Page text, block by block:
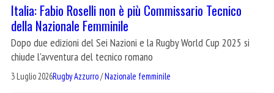
Italia: Fabio Roselli non è più Commissario Tecnico
della Nazionale Femminile
Dopo due edizioni del Sei Nazioni e la Rugby World Cup 2025 si
chiude l'avventura del tecnico romano
3 Luglio 2026Rugby Azzurro/Nazionale femminile